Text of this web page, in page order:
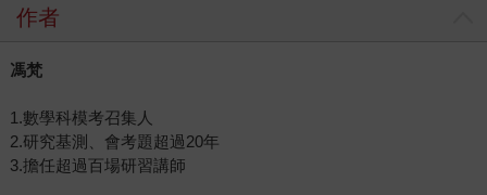
作者
馮梵
1.數學科模考召集人
2.研究基測、會考題超過20年
3.擔任超過百場研習講師